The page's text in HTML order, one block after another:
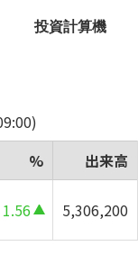
投資計算機